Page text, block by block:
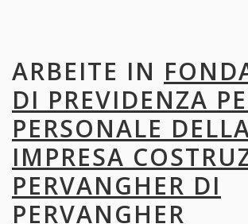
ARBEITE IN
DI PREVIDENZA
PERSONALE
IMPRESA
PERVANGHER DI
PERVANGHER